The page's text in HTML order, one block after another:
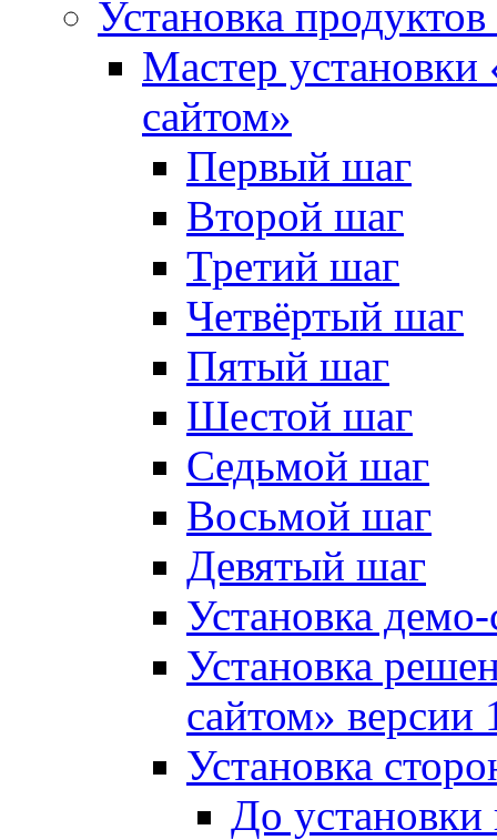
Установка
Мастер
сайтом»
Первый шаг
Второй шаг
Третий шаг
Четвёртый шаг
Пятый шаг
Шестой шаг
Седьмой шаг
Восьмой шаг
Девятый шаг
Установка
Установка
сайтом»
Установка
До установки